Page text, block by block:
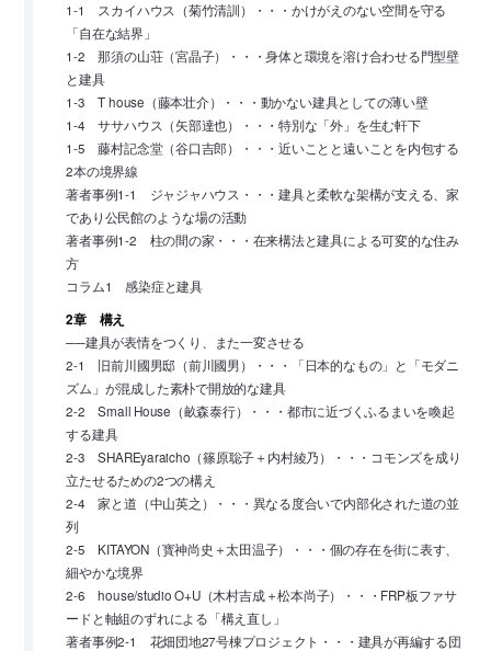
1-1 スカイハウス（菊竹清訓）・・・かけがえのない空間を守る
「自在な結界」
1-2 那須の山荘（宮晶子）・・・身体と環境を溶け合わせる門型壁
と建具
1-3 T house（藤本壮介）・・・動かない建具としての薄い壁
1-4 ササハウス（矢部達也）・・・特別な「外」を生む軒下
1-5 藤村記念堂（谷口吉郎）・・・近いことと遠いことを内包する
2本の境界線
著者事例1-1 ジャジャハウス・・・建具と柔軟な架構が支える、家
であり公民館のような場の活動
著者事例1-2 柱の間の家・・・在来構法と建具による可変的な住み
方
コラム1 感染症と建具
2章 構え
──建具が表情をつくり、また一変させる
2-1 旧前川國男邸（前川國男）・・・「日本的なもの」と「モダニ
ズム」が混成した素朴で開放的な建具
2-2 Small House（畝森泰行）・・・都市に近づくふるまいを喚起
する建具
2-3 SHAREyaraicho（篠原聡子＋内村綾乃）・・・コモンズを成り
立たせるための2つの構え
2-4 家と道（中山英之）・・・異なる度合いで内部化された道の並
列
2-5 KITAYON（寳神尚史＋太田温子）・・・個の存在を街に表す、
細やかな境界
2-6 house/studio O+U（木村吉成＋松本尚子）・・・FRP板ファサ
ードと軸組のずれによる「構え直し」
著者事例2-1 花畑団地27号棟プロジェクト・・・建具が再編する団